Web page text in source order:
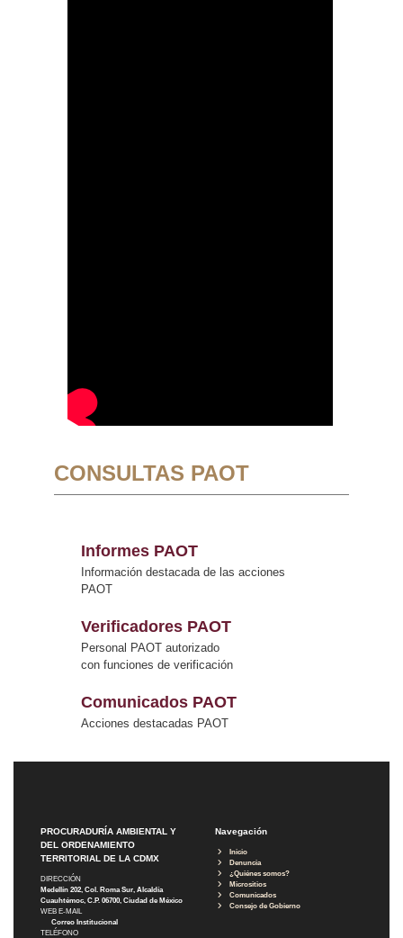
CONSULTAS PAOT
Informes PAOT
Información destacada de las acciones
PAOT
Verificadores PAOT
Personal PAOT autorizado
con funciones de verificación
Comunicados PAOT
Acciones destacadas PAOT
PROCURADURÍA AMBIENTAL Y
DEL ORDENAMIENTO
TERRITORIAL DE LA CDMX
DIRECCIÓN
Medellín 202, Col. Roma Sur, Alcaldía
Cuauhtémoc, C.P. 06700, Ciudad de México
WEB E-MAIL
Correo Institucional
TELÉFONO
Navegación
Inicio
Denuncia
¿Quiénes somos?
Micrositios
Comunicados
Consejo de Gobierno